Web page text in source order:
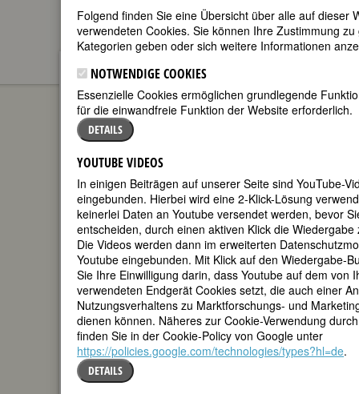
ÜBER FEMBIO
FemBio-Autorinnen und -
Mitarbeiterinnen
Mary Adams , geboren 1944 in London.
Psychoanalytikerin in privater Praxis in
London. Mitglied derBritish
Psychoanalytic Association . Früher
Herausgeberin desJournal of the British
Association of Psychotherapists; Autorin
diverser Arbeiten zur klinischen
Psychoanalyse. Lebte in den 1960-er
und 70-er Jahren in Boston, USA. B.A.
(University of Massachusetts);
Abschluss in Sozialarbeit, Smith College,
Folgend finden Sie eine Übersicht über alle auf dieser
verwendeten Cookies. Sie können Ihre Zustimmung zu
Kategorien geben oder sich weitere Informationen
NOTWENDIGE COOKIES
Essenzielle Cookies ermöglichen grundlegende
für die einwandfreie Funktion der Website erforderlich.
DETAILS
YOUTUBE VIDEOS
In einigen Beiträgen auf unserer Seite sind YouTube-
eingebunden. Hierbei wird eine 2-Klick-Lösung
keinerlei Daten an Youtube versendet werden, bevor
entscheiden, durch einen aktiven Klick die Wiedergabe
Die Videos werden dann im erweiterten
Youtube eingebunden. Mit Klick auf den Wiedergabe-
Sie Ihre Einwilligung darin, dass Youtube auf dem von
verwendeten Endgerät Cookies setzt, die auch einer
Nutzungsverhaltens zu Marktforschungs- und
dienen können. Näheres zur Cookie-Verwendung
finden Sie in der Cookie-Policy von Google unter
https://policies.google.com/technologies/types?hl=de.
DETAILS